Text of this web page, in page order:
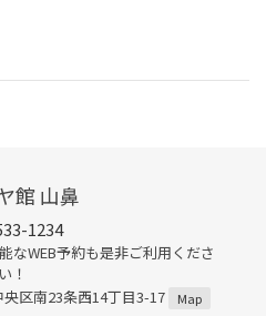
館 山鼻
1234
なWEB予約も是非ご利用くださ
い！
区南23条西14丁目3-17
Map